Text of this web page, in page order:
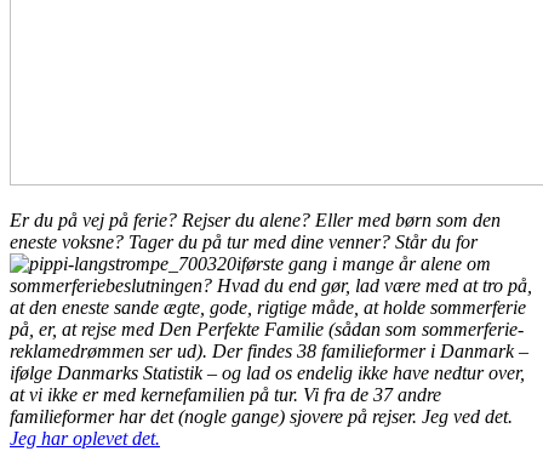
Er du på vej på ferie? Rejser du alene? Eller med børn som den
eneste voksne? Tager du på tur med dine venner? Står du for
første gang i mange år alene om
sommerferiebeslutningen? Hvad du end gør, lad være med at tro på,
at den eneste sande ægte, gode, rigtige måde, at holde sommerferie
på, er, at rejse med Den Perfekte Familie (sådan som sommerferie-
reklamedrømmen ser ud). Der findes 38 familieformer i Danmark –
ifølge Danmarks Statistik – og lad os endelig ikke have nedtur over,
at vi ikke er med kernefamilien på tur. Vi fra de 37 andre
familieformer har det (nogle gange) sjovere på rejser. Jeg ved det.
Jeg har oplevet det.